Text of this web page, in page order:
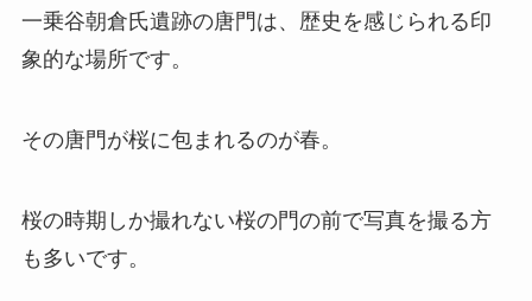
一乗谷朝倉氏遺跡の唐門は、歴史を感じられる印
象的な場所です。
その唐門が桜に包まれるのが春。
桜の時期しか撮れない桜の門の前で写真を撮る方
も多いです。